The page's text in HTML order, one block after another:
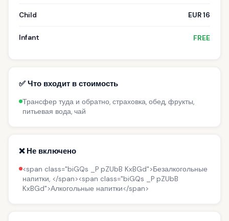
Child EUR 16
Infant FREE
✅ Что входит в стоимость
Трансфер туда и обратно, страховка, обед, фрукты,
питьевая вода, чай
❌ Не включено
<span class="biGQs _P pZUbB KxBGd">Безалкогольные
напитки, </span><span class="biGQs _P pZUbB
KxBGd">Алкогольные напитки</span>